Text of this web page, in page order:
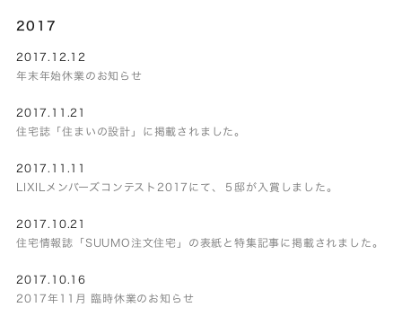
2017
2017.12.12
年末年始休業のお知らせ
2017.11.21
住宅誌「住まいの設計」に掲載されました。
2017.11.11
LIXILメンバーズコンテスト2017にて、５邸が入賞しました。
2017.10.21
住宅情報誌「SUUMO注文住宅」の表紙と特集記事に掲載されました。
2017.10.16
2017年11月 臨時休業のお知らせ